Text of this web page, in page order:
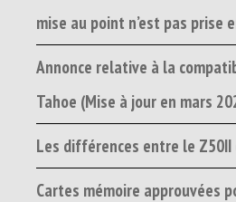
mise au point n’est pas prise
Annonce relative à la
Tahoe (Mise à jour en mars
Les différences entre le
Cartes mémoire approuvées